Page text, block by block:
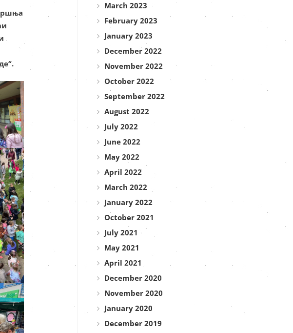
March 2023
February 2023
January 2023
December 2022
November 2022
October 2022
September 2022
August 2022
July 2022
June 2022
May 2022
April 2022
March 2022
January 2022
October 2021
July 2021
May 2021
April 2021
December 2020
November 2020
January 2020
December 2019